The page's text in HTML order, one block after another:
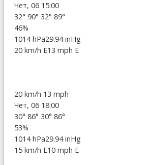
Чет, 06 15:00
32° 90° 32° 89°
46%
1014 hPa29.94 inHg
20 km/h E13 mph E
20 km/h 13 mph
Чет, 06 18:00
30° 86° 30° 86°
53%
1014 hPa29.94 inHg
15 km/h E10 mph E